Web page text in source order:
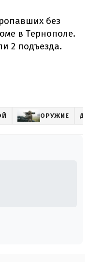
без
в Тернополе.
2 подъезда.
ОРУЖИЕ